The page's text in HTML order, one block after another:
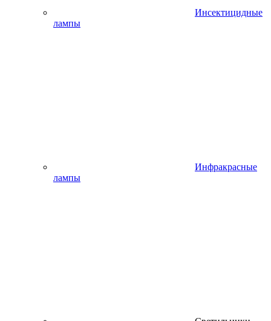
Инсектицидные
лампы
Инфракрасные
лампы